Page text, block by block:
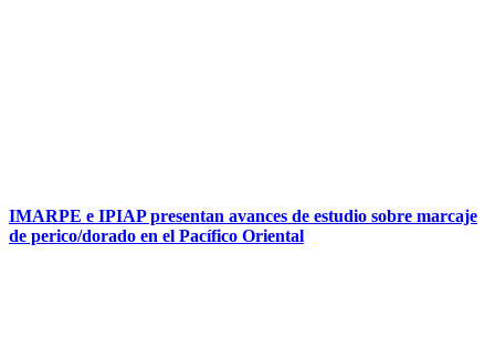
IMARPE e IPIAP presentan avances de estudio sobre marcaje
de perico/dorado en el Pacífico Oriental